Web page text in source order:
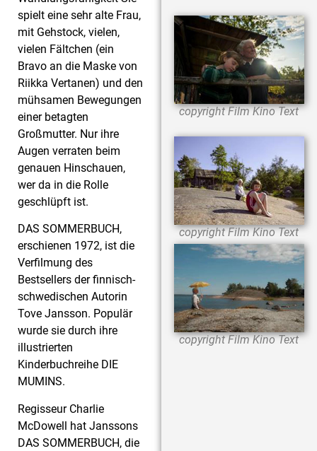
spielt eine sehr alte Frau,
mit Gehstock, vielen,
vielen Fältchen (ein
Bravo an die Maske von
Riikka Vertanen) und den
mühsamen Bewegungen
einer betagten
Großmutter. Nur ihre
Augen verraten beim
genauen Hinschauen,
wer da in die Rolle
geschlüpft ist.
DAS SOMMERBUCH,
erschienen 1972, ist die
Verfilmung des
Bestsellers der finnisch-
schwedischen Autorin
Tove Jansson. Populär
wurde sie durch ihre
illustrierten
Kinderbuchreihe DIE
MUMINS.
Regisseur Charlie
McDowell hat Janssons
DAS SOMMERBUCH, die
copyright Film Kino Text
copyright Film Kino Text
copyright Film Kino Text